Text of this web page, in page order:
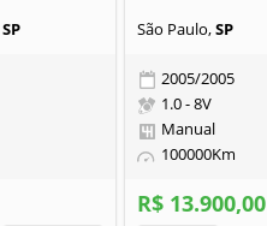
SP São Paulo,SP
2005/2005
1.0 - 8V
Manual
100000Km
R$ 13.900,00